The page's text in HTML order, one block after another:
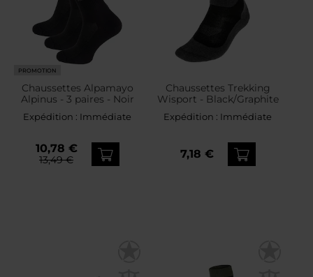
PROMOTION
Chaussettes Alpamayo
Alpinus - 3 paires - Noir
Expédition : Immédiate
10,78 €
13,49 €
Chaussettes Trekking
Wisport - Black/Graphite
Expédition : Immédiate
7,18 €